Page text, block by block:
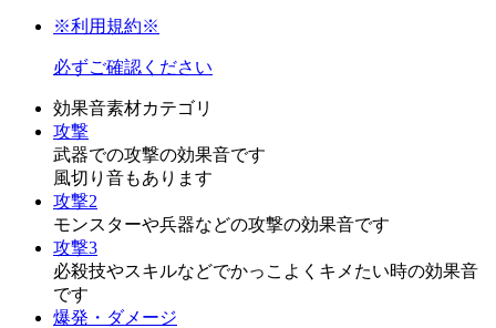
※利用規約※
必ずご確認ください
効果音素材カテゴリ
攻撃
武器での攻撃の効果音です
風切り音もあります
攻撃2
モンスターや兵器などの攻撃の効果音です
攻撃3
必殺技やスキルなどでかっこよくキメたい時の効果音
です
爆発・ダメージ